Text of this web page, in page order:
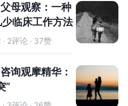
母观察：一种
临床工作方法
2评论 · 37赞
询观摩精华：
”